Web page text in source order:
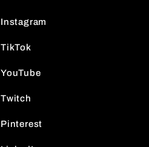
Instagram
TikTok
YouTube
Twitch
Pinterest